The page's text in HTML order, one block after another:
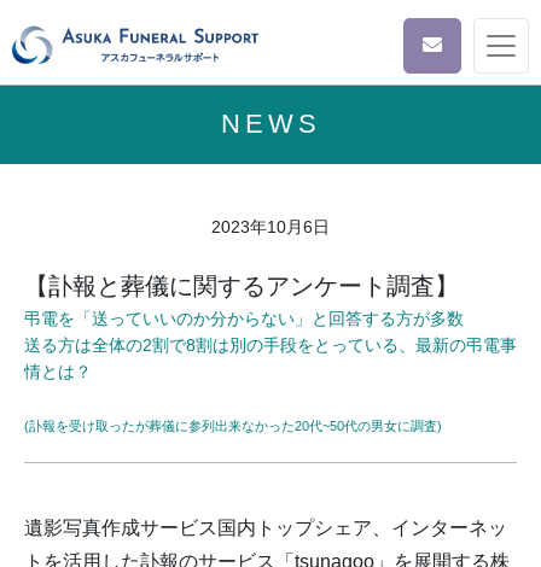
NEWS
2023年10月6日
【訃報と葬儀に関するアンケート調査】
弔電を「送っていいのか分からない」と回答する方が多数
送る方は全体の2割で8割は別の手段をとっている、最新の弔電事
情とは？
(訃報を受け取ったが葬儀に参列出来なかった20代~50代の男女に調査)
遺影写真作成サービス国内トップシェア、インターネッ
トを活用した訃報のサービス「tsunagoo」を展開する株